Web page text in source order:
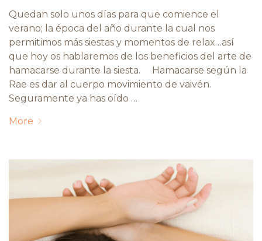
Quedan solo unos días para que comience el
verano; la época del año durante la cual nos
permitimos más siestas y momentos de relax…así
que hoy os hablaremos de los beneficios del arte de
hamacarse durante la siesta. Hamacarse según la
Rae es dar al cuerpo movimiento de vaivén.
Seguramente ya has oído …
More